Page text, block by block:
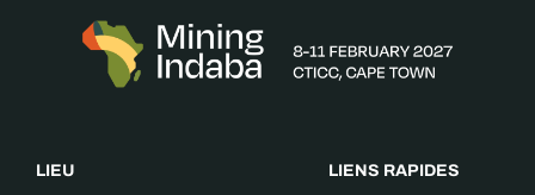
LIEU
LIENS RAPIDES